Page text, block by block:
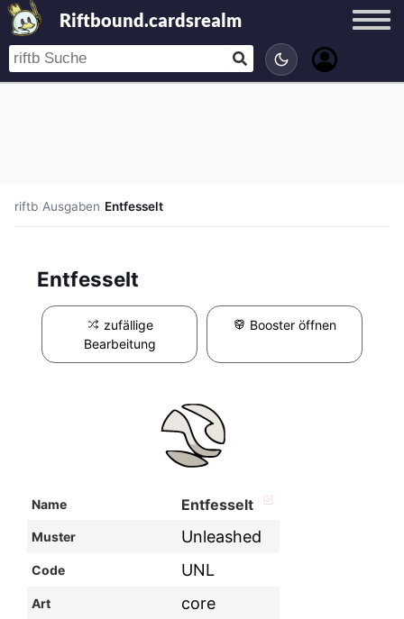
Riftbound.cardsrealm
riftb/Ausgaben/Entfesselt
Entfesselt
zufällige
Bearbeitung
Booster öffnen
Name Entfesselt
Muster Unleashed
Code UNL
Art core